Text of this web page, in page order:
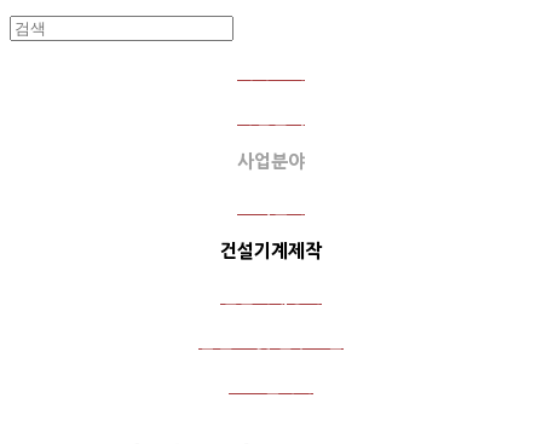
사업분야
건설기계제작